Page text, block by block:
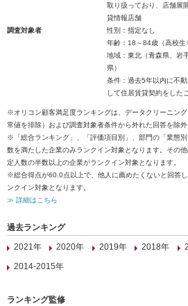
取り扱っており、店舗展
貸情報店舗
調査対象者
性別：指定なし
年齢：18～84歳（高校生
地域：東北（青森県、岩
県）
条件：過去5年以内に不
して住居賃貸契約をした
※オリコン顧客満足度ランキングは、データクリーニン
常値を排除）および調査対象者条件から外れた回答を除外
※「総合ランキング」、「評価項目別」、部門の「業態
数を満たした企業のみランクイン対象となります。その
定人数の半数以上の企業がランクイン対象となります。
※総合得点が60.0点以上で、他人に薦めたくないと回答
ンクイン対象となります。
≫ 詳細はこちら
過去ランキング
2021年
2020年 2019年 2018年
2014-2015年
ランキング監修